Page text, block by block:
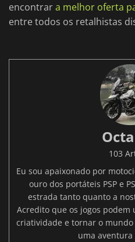
encontrara melhor oferta
entre todos os retalhistas
103
Eu sou apaixonado por
ouro dos portáteis PSP e
estrada tanto quanto a
Acredito que os jogos podem
criatividade e tornar o
uma aventura